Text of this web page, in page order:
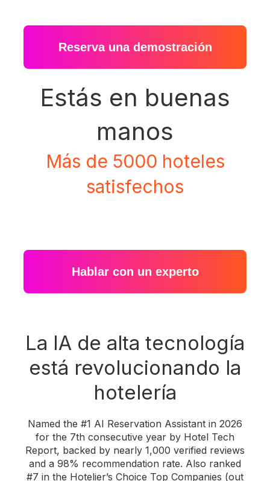
Reserva una demostración
Estás en buenas
manos
Más de 5000 hoteles
satisfechos
Hablar con un experto
La IA de alta tecnología
está revolucionando la
hotelería
Named the #1 AI Reservation Assistant in 2026
for the 7th consecutive year by Hotel Tech
Report, backed by nearly 1,000 verified reviews
and a 98% recommendation rate. Also ranked
#7 in the Hotelier’s Choice Top Companies (out